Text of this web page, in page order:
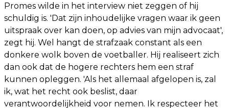
Promes wilde in het interview niet zeggen of hij
schuldig is. 'Dat zijn inhoudelijke vragen waar ik geen
uitspraak over kan doen, op advies van mijn advocaat',
zegt hij. Wel hangt de strafzaak constant als een
donkere wolk boven de voetballer. Hij realiseert zich
dan ook dat de hogere rechters hem een straf
kunnen opleggen. 'Als het allemaal afgelopen is, zal
ik, wat het recht ook beslist, daar
verantwoordelijkheid voor nemen. Ik respecteer het